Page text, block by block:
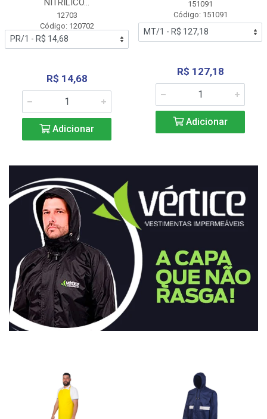
NITRÍLICO...
12703
Código: 120702
R$ 14,68
Adicionar
151091
Código: 151091
R$ 127,18
Adicionar